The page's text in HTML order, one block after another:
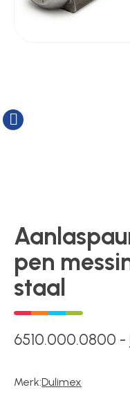
Voedingen
Over ons
pen
staal
6510.000.0800 -
Merk:Dulimex